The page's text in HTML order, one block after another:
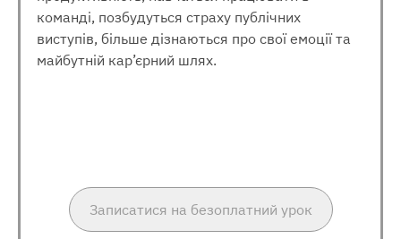
команді, позбудуться страху публічних
виступів, більше дізнаються про свої емоції та
майбутній кар’єрний шлях.
Записатися на безоплатний урок